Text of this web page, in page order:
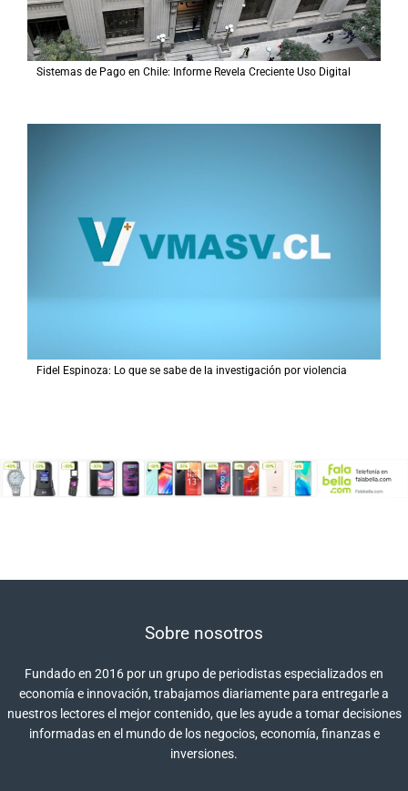
Sistemas de Pago en Chile: Informe Revela Creciente Uso Digital
Fidel Espinoza: Lo que se sabe de la investigación por violencia
Sobre nosotros
Fundado en 2016 por un grupo de periodistas especializados en
economía e innovación, trabajamos diariamente para entregarle a
nuestros lectores el mejor contenido, que les ayude a tomar decisiones
informadas en el mundo de los negocios, economía, finanzas e
inversiones.